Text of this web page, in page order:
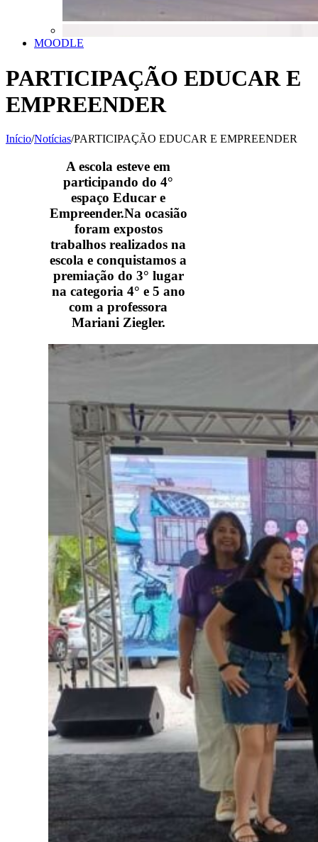
MOODLE
PARTICIPAÇÃO EDUCAR E
EMPREENDER
Início/Notícias/PARTICIPAÇÃO EDUCAR E EMPREENDER
A escola esteve em
participando do 4°
espaço Educar e
Empreender.Na ocasião
foram expostos
trabalhos realizados na
escola e conquistamos a
premiação do 3° lugar
na categoria 4° e 5 ano
com a professora
Mariani Ziegler.